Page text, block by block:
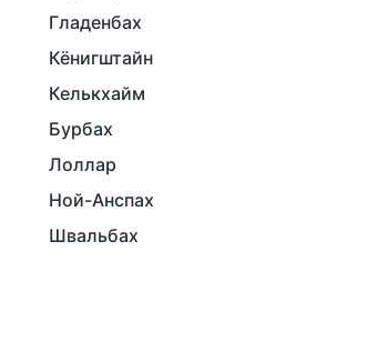
Гладенбах
Кёнигштайн
Келькхайм
Бурбах
Лоллар
Ной-Анспах
Швальбах